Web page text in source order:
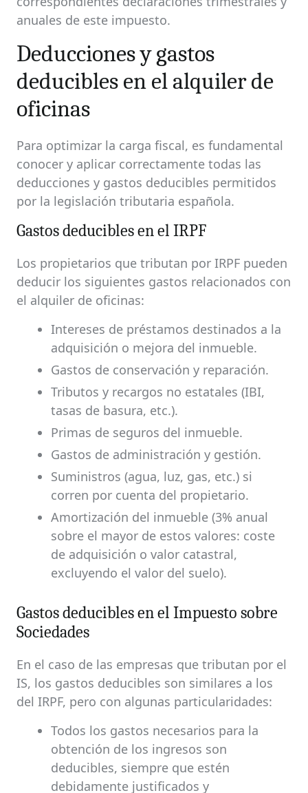
anuales de este impuesto.
Deducciones y gastos
deducibles en el alquiler de
oficinas
Para optimizar la carga fiscal, es fundamental
conocer y aplicar correctamente todas las
deducciones y gastos deducibles permitidos
por la legislación tributaria española.
Gastos deducibles en el IRPF
Los propietarios que tributan por IRPF pueden
deducir los siguientes gastos relacionados con
el alquiler de oficinas:
Intereses de préstamos destinados a la
adquisición o mejora del inmueble.
Gastos de conservación y reparación.
Tributos y recargos no estatales (IBI,
tasas de basura, etc.).
Primas de seguros del inmueble.
Gastos de administración y gestión.
Suministros (agua, luz, gas, etc.) si
corren por cuenta del propietario.
Amortización del inmueble (3% anual
sobre el mayor de estos valores: coste
de adquisición o valor catastral,
excluyendo el valor del suelo).
Gastos deducibles en el Impuesto sobre
Sociedades
En el caso de las empresas que tributan por el
IS, los gastos deducibles son similares a los
del IRPF, pero con algunas particularidades:
Todos los gastos necesarios para la
obtención de los ingresos son
deducibles, siempre que estén
debidamente justificados y